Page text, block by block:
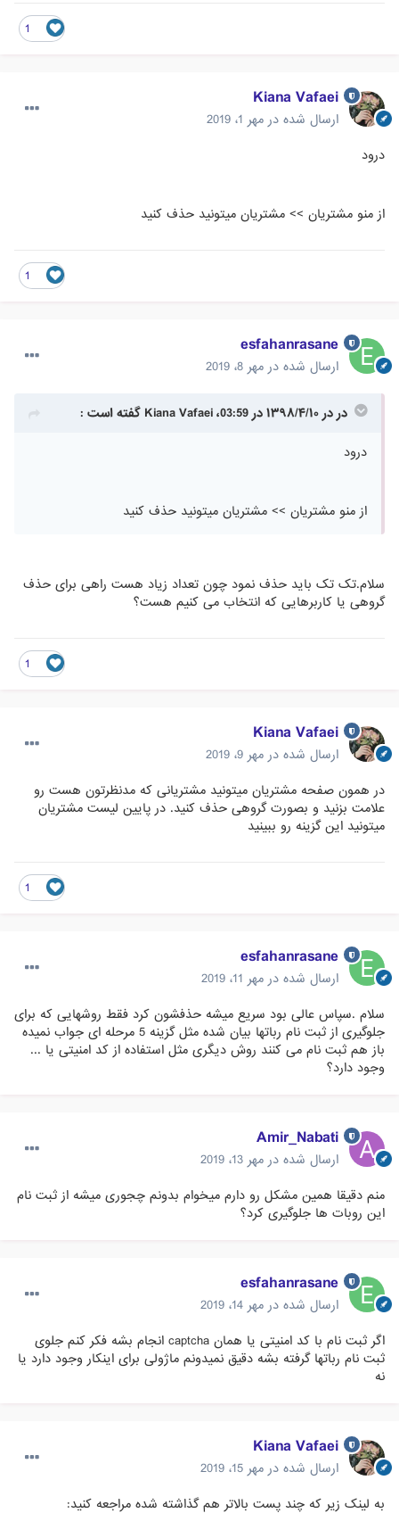
Kiana Vafaei
ارسال شده در مهر 1، 2019
درود
از منو مشتریان >> مشتریان میتونید حذف کنید
esfahanrasane
ارسال شده در مهر 8، 2019
در در ۱۳۹۸/۴/۱۰ در 03:59، Kiana Vafaei گفته است :
درود
از منو مشتریان >> مشتریان میتونید حذف کنید
سلام.تک تک باید حذف نمود چون تعداد زیاد هست راهی برای حذف
گروهی یا کاربرهایی که انتخاب می کنیم هست؟
Kiana Vafaei
ارسال شده در مهر 9، 2019
در همون صفحه مشتریان میتونید مشتریانی که مدنظرتون هست رو
علامت بزنید و بصورت گروهی حذف کنید. در پایین لیست مشتریان
میتونید این گزینه رو ببینید
esfahanrasane
ارسال شده در مهر 11، 2019
سلام .سپاس عالی بود سریع میشه حذفشون کرد فقط روشهایی که برای
جلوگیری از ثبت نام رباتها بیان شده مثل گزینه 5 مرحله ای جواب نمیده
باز هم ثبت نام می کنند روش دیگری مثل استفاده از کد امنیتی یا ...
وجود دارد؟
Amir_Nabati
ارسال شده در مهر 13، 2019
منم دقیقا همین مشکل رو دارم میخوام بدونم چجوری میشه از ثبت نام
این روبات ها جلوگیری کرد؟
esfahanrasane
ارسال شده در مهر 14، 2019
اگر ثبت نام با کد امنیتی یا همان captcha انجام بشه فکر کنم جلوی
ثبت نام رباتها گرفته بشه دقیق نمیدونم ماژولی برای اینکار وجود دارد یا
نه
Kiana Vafaei
ارسال شده در مهر 15، 2019
به لینک زیر که چند پست بالاتر هم گذاشته شده مراجعه کنید: